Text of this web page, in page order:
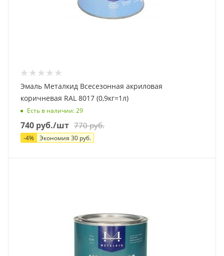
Эмаль Металкид Всесезонная акриловая
коричневая RAL 8017 (0,9кг=1л)
Есть в наличии: 29
740 руб./шт 770руб.
-4% Экономия 30 руб.